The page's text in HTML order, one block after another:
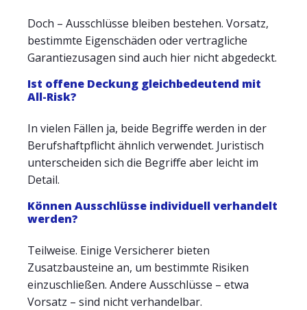
Doch – Ausschlüsse bleiben bestehen. Vorsatz,
bestimmte Eigenschäden oder vertragliche
Garantiezusagen sind auch hier nicht abgedeckt.
Ist offene Deckung gleichbedeutend mit
All-Risk?
In vielen Fällen ja, beide Begriffe werden in der
Berufshaftpflicht ähnlich verwendet. Juristisch
unterscheiden sich die Begriffe aber leicht im
Detail.
Können Ausschlüsse individuell verhandelt
werden?
Teilweise. Einige Versicherer bieten
Zusatzbausteine an, um bestimmte Risiken
einzuschließen. Andere Ausschlüsse – etwa
Vorsatz – sind nicht verhandelbar.